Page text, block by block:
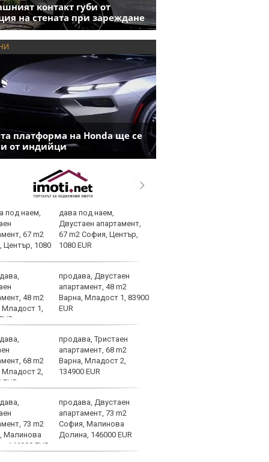
контакт губи от
на стената при зареждане
платформа на Honda ще се
от индийци
дава под наем,
Двустаен апартамент,
67 m2 София, Център,
1080 EUR
продава, Двустаен
апартамент, 48 m2
Варна, Младост 1, 83900
EUR
продава, Тристаен
апартамент, 68 m2
Варна, Младост 2,
134900 EUR
продава, Двустаен
апартамент, 73 m2
София, Малинова
Долина, 146000 EUR